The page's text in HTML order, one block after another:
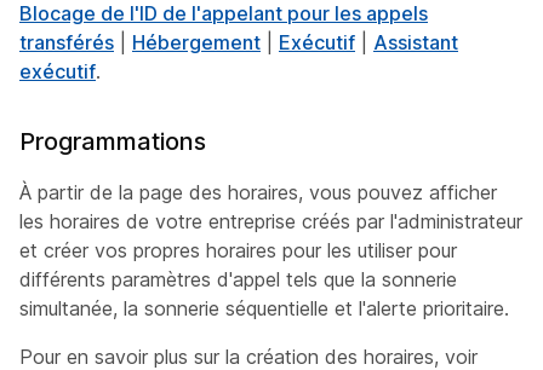
Blocage de l'ID de l'appelant pour les appels
transférés
Hébergement Exécutif
Assistant
exécutif.
Programmations
À partir de la page des horaires, vous pouvez afficher
les horaires de votre entreprise créés par l'administrateur
et créer vos propres horaires pour les utiliser pour
différents paramètres d'appel tels que la sonnerie
simultanée, la sonnerie séquentielle et l'alerte prioritaire.
Pour en savoir plus sur la création des horaires, voir